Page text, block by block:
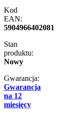
Kod
EAN:
5904966402081
Stan
produktu:
Nowy
Gwarancja:
Gwarancja
na 12
miesięcy